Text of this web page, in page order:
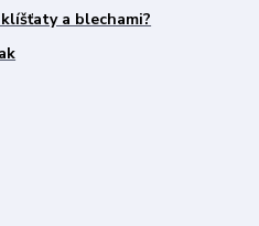
a blechami?